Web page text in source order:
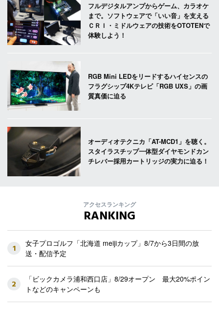
フルデジタルアンプからゲーム、カラオケ
まで。ソフトウェアで「いい音」を支える
ＣＲＩ・ミドルウェアの技術をOTOTENで
体験しよう！
RGB Mini LEDをリードするハイセンスの
フラグシップ4Kテレビ「RGB UXS」の画
質真価に迫る
オーディオテクニカ「AT-MCD1」を聴く。
スタイラスチップ一体型ダイヤモンドカン
チレバー採用カートリッジの実力に迫る！
アクセスランキング
RANKING
1
女子プロゴルフ「北海道 meijiカップ」8/7から3日間の放
送・配信予定
2
「ビックカメラ浦和西口店」8/29オープン 最大20%ポイン
トなどのキャンペーンも